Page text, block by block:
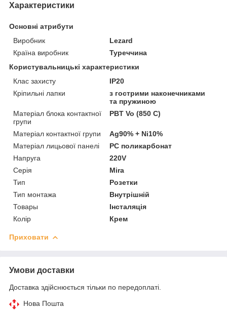
Характеристики
Основні атрибути
Виробник
Lezard
Країна виробник
Туреччина
Користувальницькі характеристики
Клас захисту
IP20
Кріпильні лапки
з гострими наконечниками
та пружиною
Матеріал блока контактної
групи
PBT Vo (850 C)
Матеріал контактної групи
Ag90% + Ni10%
Матеріал лицьової панелі
PC поликарбонат
Напруга
220V
Серія
Mira
Тип
Розетки
Тип монтажа
Внутрішній
Товары
Інсталяція
Колір
Крем
Приховати
Умови доставки
Доставка здійснюється тільки по передоплаті.
Нова Пошта